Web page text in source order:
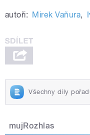
autoři: Mirek Vaňura,
Všechny díly
mujRozhlas